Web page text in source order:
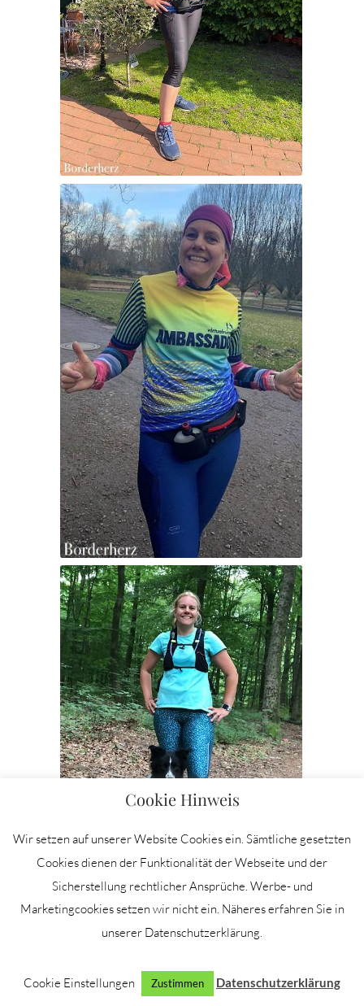
Cookie Hinweis
Wir setzen auf unserer Website Cookies ein. Sämtliche gesetzten
Cookies dienen der Funktionalität der Webseite und der
Sicherstellung rechtlicher Ansprüche. Werbe- und
Marketingcookies setzen wir nicht ein. Näheres erfahren Sie in
unserer Datenschutzerklärung.
Cookie Einstellungen Zustimmen Datenschutzerklärung